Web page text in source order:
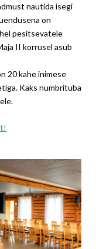
nautida isegi
on
pesitsevatele
II korrusel asub
20 kahe inimese
Kaks numbrituba